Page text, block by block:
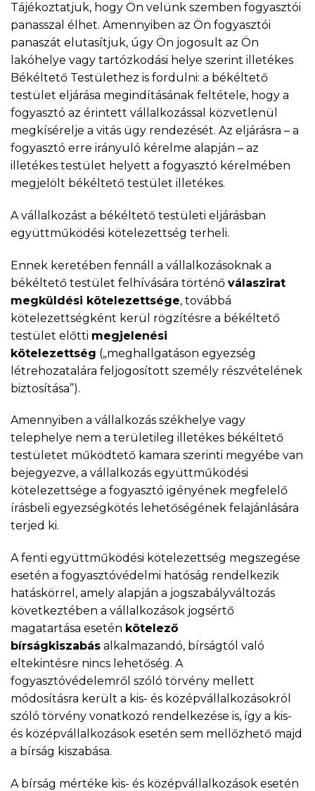
Tájékoztatjuk, hogy Ön velünk szemben fogyasztói
panasszal élhet. Amennyiben az Ön fogyasztói
panaszát elutasítjuk, úgy Ön jogosult az Ön
lakóhelye vagy tartózkodási helye szerint illetékes
Békéltető Testülethez is fordulni: a békéltető
testület eljárása megindításának feltétele, hogy a
fogyasztó az érintett vállalkozással közvetlenül
megkísérelje a vitás ügy rendezését. Az eljárásra – a
fogyasztó erre irányuló kérelme alapján – az
illetékes testület helyett a fogyasztó kérelmében
megjelölt békéltető testület illetékes.
A vállalkozást a békéltető testületi eljárásban
együttműködési kötelezettség terheli.
Ennek keretében fennáll a vállalkozásoknak a
békéltető testület felhívására történő válaszirat
megküldési kötelezettsége, továbbá
kötelezettségként kerül rögzítésre a békéltető
testület előtti megjelenési
kötelezettség („meghallgatáson egyezség
létrehozatalára feljogosított személy részvételének
biztosítása”).
Amennyiben a vállalkozás székhelye vagy
telephelye nem a területileg illetékes békéltető
testületet működtető kamara szerinti megyébe van
bejegyezve, a vállalkozás együttműködési
kötelezettsége a fogyasztó igényének megfelelő
írásbeli egyezségkötés lehetőségének felajánlására
terjed ki.
A fenti együttműködési kötelezettség megszegése
esetén a fogyasztóvédelmi hatóság rendelkezik
hatáskörrel, amely alapján a jogszabályváltozás
következtében a vállalkozások jogsértő
magatartása esetén kötelező
bírságkiszabás alkalmazandó, bírságtól való
eltekintésre nincs lehetőség. A
fogyasztóvédelemről szóló törvény mellett
módosításra került a kis- és középvállalkozásokról
szóló törvény vonatkozó rendelkezése is, így a kis-
és középvállalkozások esetén sem mellőzhető majd
a bírság kiszabása.
A bírság mértéke kis- és középvállalkozások esetén